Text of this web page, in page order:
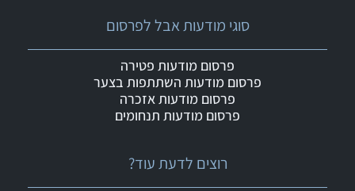
רוצים לדעת עוד?
סוגי מודעות אבל לפרסום
פרסום מודעות פטירה
פרסום מודעות השתתפות בצער
פרסום מודעות אזכרה
פרסום מודעות תנחומים